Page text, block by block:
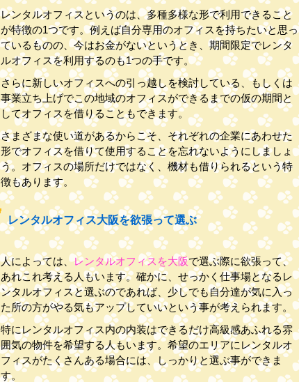
レンタルオフィスというのは、多種多様な形で利用できること
が特徴の1つです。例えば自分専用のオフィスを持ちたいと思っ
ているものの、今はお金がないというとき、期間限定でレンタ
ルオフィスを利用するのも1つの手です。
さらに新しいオフィスへの引っ越しを検討している、もしくは
事業立ち上げでこの地域のオフィスができるまでの仮の期間と
してオフィスを借りることもできます。
さまざまな使い道があるからこそ、それぞれの企業にあわせた
形でオフィスを借りて使用することを忘れないようにしましょ
う。オフィスの場所だけではなく、機材も借りられるという特
徴もあります。
レンタルオフィス大阪を欲張って選ぶ
人によっては、レンタルオフィスを大阪で選ぶ際に欲張って、
あれこれ考える人もいます。確かに、せっかく仕事場となるレ
ンタルオフィスと選ぶのであれば、少しでも自分達が気に入っ
た所の方がやる気もアップしていいという事が考えられます。
特にレンタルオフィス内の内装はできるだけ高級感あふれる雰
囲気の物件を希望する人もいます。希望のエリアにレンタルオ
フィスがたくさんある場合には、しっかりと選ぶ事ができま
す。